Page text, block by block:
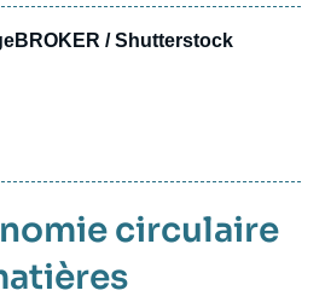
/ Shutterstock
circulaire